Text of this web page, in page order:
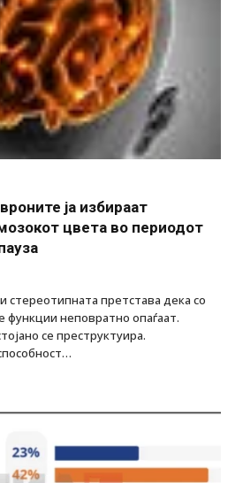
ja избираат
цвета во периодот
стереотипната претстава дека со
функции неповратно опаѓаат.
се преструктуира.